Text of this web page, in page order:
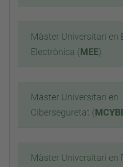
Màster Universitari en
Electrònica (MEE)
Màster Universitari en
Ciberseguretat (
Màster Universitari en